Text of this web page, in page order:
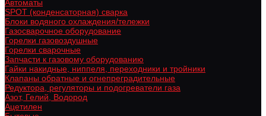
Автоматы
SPOT (конденсаторная) сварка
Блоки водяного охлаждения/тележки
Газосварочное оборудование
Горелки газовоздушные
Горелки сварочные
Запчасти к газовому оборудованию
Гайки накидные, ниппеля, переходники и тройники
Клапаны обратные и огнепреградительные
Редуктора, регуляторы и подогреватели газа
Азот, Гелий, Водород
Ацетилен